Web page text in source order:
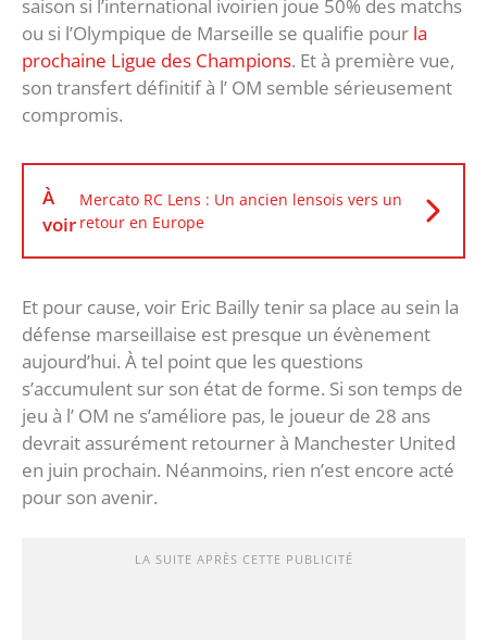
saison si l’international ivoirien joue 50% des matchs
ou si l’Olympique de Marseille se qualifie pour la
prochaine Ligue des Champions. Et à première vue,
son transfert définitif à l’ OM semble sérieusement
compromis.
À
voir
Mercato RC Lens : Un ancien lensois vers un
retour en Europe
Et pour cause, voir Eric Bailly tenir sa place au sein la
défense marseillaise est presque un évènement
aujourd’hui. À tel point que les questions
s’accumulent sur son état de forme. Si son temps de
jeu à l’ OM ne s’améliore pas, le joueur de 28 ans
devrait assurément retourner à Manchester United
en juin prochain. Néanmoins, rien n’est encore acté
pour son avenir.
LA SUITE APRÈS CETTE PUBLICITÉ